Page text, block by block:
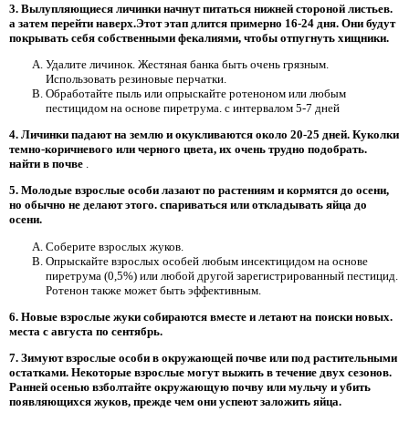
3. Вылупляющиеся личинки начнут питаться нижней стороной листьев.
а затем перейти наверх.Этот этап длится примерно 16-24 дня. Они будут
покрывать себя собственными фекалиями, чтобы отпугнуть хищники.
Удалите личинок. Жестяная банка быть очень грязным.
Использовать резиновые перчатки.
Обработайте пыль или опрыскайте ротеноном или любым
пестицидом на основе пиретрума. с интервалом 5-7 дней
4. Личинки падают на землю и окукливаются около 20-25 дней. Куколки
темно-коричневого или черного цвета, их очень трудно подобрать.
найти в почве .
5. Молодые взрослые особи лазают по растениям и кормятся до осени,
но обычно не делают этого. спариваться или откладывать яйца до
осени.
Соберите взрослых жуков.
Опрыскайте взрослых особей любым инсектицидом на основе
пиретрума (0,5%) или любой другой зарегистрированный пестицид.
Ротенон также может быть эффективным.
6. Новые взрослые жуки собираются вместе и летают на поиски новых.
места с августа по сентябрь.
7. Зимуют взрослые особи в окружающей почве или под растительными
остатками. Некоторые взрослые могут выжить в течение двух сезонов.
Ранней осенью взболтайте окружающую почву или мульчу и убить
появляющихся жуков, прежде чем они успеют заложить яйца.